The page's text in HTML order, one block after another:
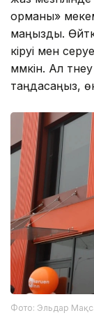
орманы»
маңызды.
кіруі мен
мүмкін. Ал
таңдасаңыз,
Фото: Эльдар